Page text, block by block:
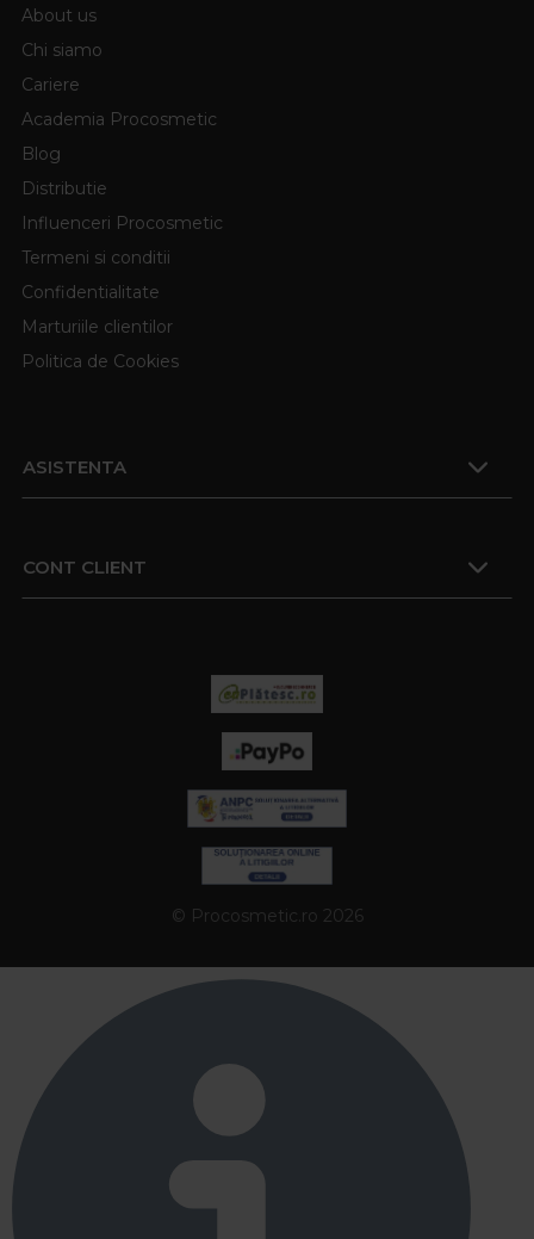
About us
Chi siamo
Cariere
Academia Procosmetic
Blog
Distributie
Influenceri Procosmetic
Termeni si conditii
Confidentialitate
Marturiile clientilor
Politica de Cookies
ASISTENTA
CONT CLIENT
© Procosmetic.ro 2026